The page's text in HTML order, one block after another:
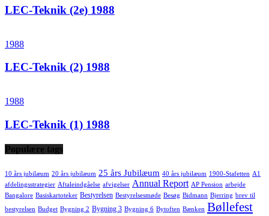
LEC-Teknik (2e) 1988
1988
LEC-Teknik (2) 1988
1988
LEC-Teknik (1) 1988
Populære tags
10 års jubilæum 20 års jubilæum 25 års Jubilæum 40 års jubilæum 1900-Stafetten A1
afdelingsstrategier Aftaleindgåelse afvigelser Annual Report AP Pension arbejde
Bangalore Basiskartoteker Bestyrelsen Bestyrelsesmøde Besøg Bidmann Bjerring brev til
bestyrelsen Budget Bygning 2 Bygning 3 Bygning 6 Bytoften Bænken Bøllefest